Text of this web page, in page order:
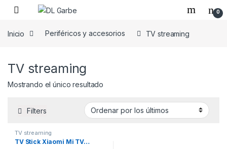
0
Inicio Periféricos y accesorios TV streaming
TV streaming
Mostrando el único resultado
Filters
TV streaming
TV Stick Xiaomi Mi TV…